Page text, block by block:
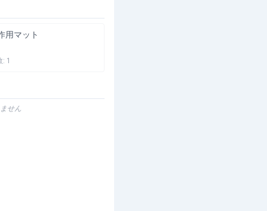
用マット
: 1
せん